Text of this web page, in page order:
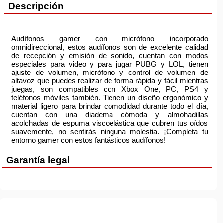
Descripción
Audífonos gamer con micrófono incorporado
omnidireccional, estos audífonos son de excelente calidad
de recepción y emisión de sonido, cuentan con modos
especiales para video y para jugar PUBG y LOL, tienen
ajuste de volumen, micrófono y control de volumen de
altavoz que puedes realizar de forma rápida y fácil mientras
juegas, son compatibles con Xbox One, PC, PS4 y
teléfonos móviles también. Tienen un diseño ergonómico y
material ligero para brindar comodidad durante todo el día,
cuentan con una diadema cómoda y almohadillas
acolchadas de espuma viscoelástica que cubren tus oídos
suavemente, no sentirás ninguna molestia. ¡Completa tu
entorno gamer con estos fantásticos audífonos!
Garantía legal